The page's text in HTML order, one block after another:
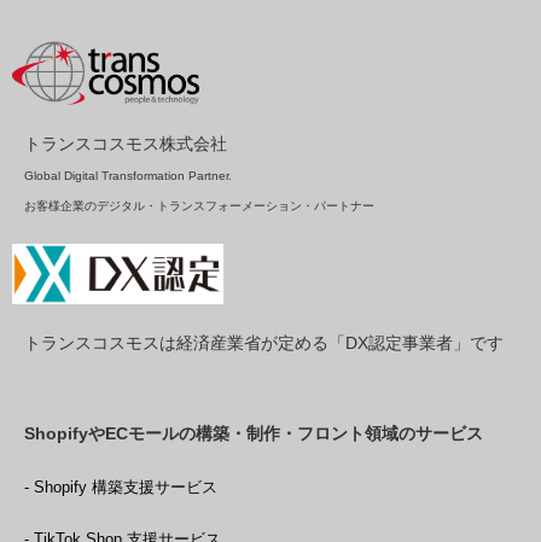
トランスコスモス株式会社
Global Digital Transformation Partner.
お客様企業のデジタル・トランスフォーメーション・パートナー
トランスコスモスは経済産業省が定める「DX認定事業者」です
ShopifyやECモールの構築・制作・フロント領域のサービス
- Shopify 構築支援サービス